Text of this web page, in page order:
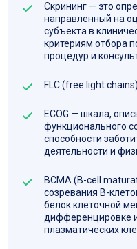
Скрининг — это
направленный на
субъекта в
критериям отбора
процедур и
FLC (free light
ECOG — шкала,
функционального
способности
деятельности и
ВСМА (B-cell
созревания В-
белок клеточной
дифференцировке
плазматических